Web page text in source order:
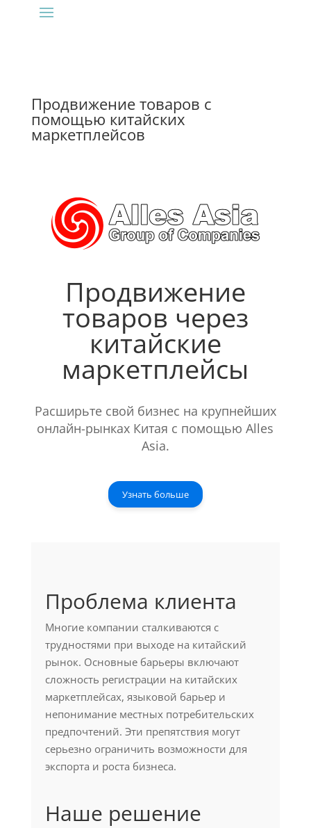
Продвижение товаров с
помощью китайских
маркетплейсов
Продвижение
товаров через
китайские
маркетплейсы
Расширьте свой бизнес на крупнейших
онлайн-рынках Китая с помощью Alles
Asia.
Узнать больше
Проблема клиента
Многие компании сталкиваются с
трудностями при выходе на китайский
рынок. Основные барьеры включают
сложность регистрации на китайских
маркетплейсах, языковой барьер и
непонимание местных потребительских
предпочтений. Эти препятствия могут
серьезно ограничить возможности для
экспорта и роста бизнеса.
Наше решение